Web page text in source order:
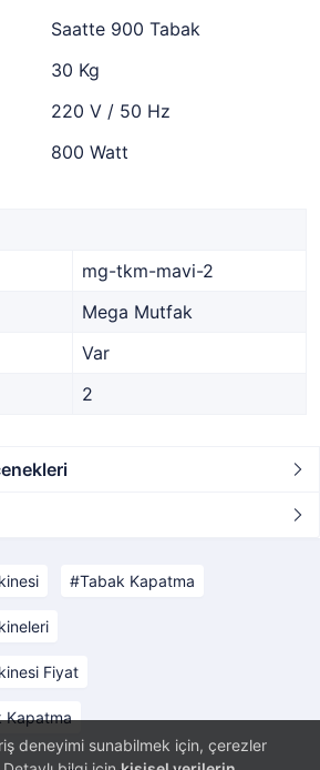
deneyimi sunabilmek için, çerezler
Saatte 900 Tabak
30 Kg
220 V / 50 Hz
800 Watt
mg-tkm-mavi-2
Mega Mutfak
Var
2
Tabak Kapatma
Fiyat
Kapatma